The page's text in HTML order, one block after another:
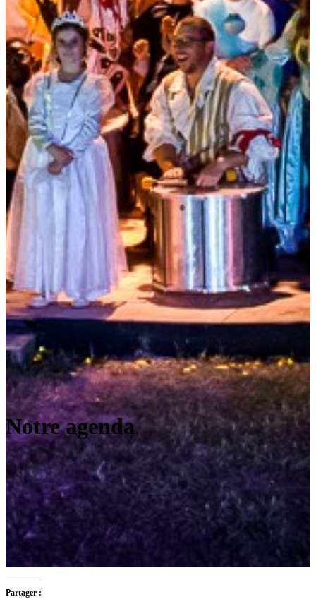
Notre agenda
Partager :